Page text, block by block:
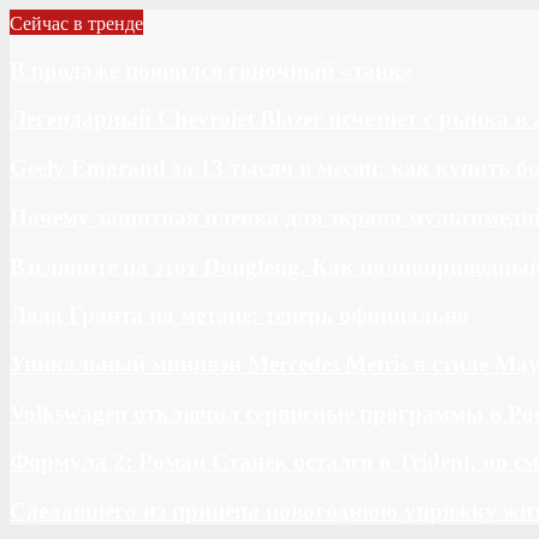
Сейчас в тренде